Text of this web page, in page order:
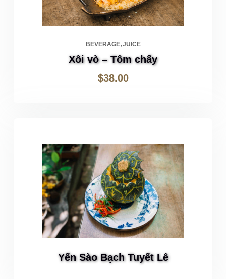
BEVERAGE JUICE
Xôi vò – Tôm chấy
$38.00
Yến Sào Bạch Tuyết Lê